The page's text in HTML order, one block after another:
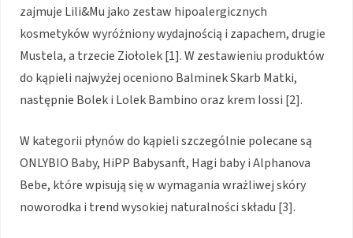
zajmuje Lili&Mu jako zestaw hipoalergicznych
kosmetyków wyróżniony wydajnością i zapachem, drugie
Mustela, a trzecie Ziołolek [1]. W zestawieniu produktów
do kąpieli najwyżej oceniono Balminek Skarb Matki,
następnie Bolek i Lolek Bambino oraz krem Iossi [2].
W kategorii płynów do kąpieli szczególnie polecane są
ONLYBIO Baby, HiPP Babysanft, Hagi baby i Alphanova
Bebe, które wpisują się w wymagania wrażliwej skóry
noworodka i trend wysokiej naturalności składu [3].